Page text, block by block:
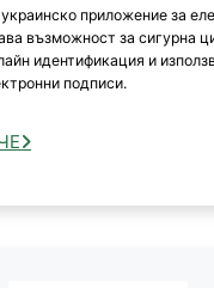
приложение за
възможност за сигурна
идентификация и
подписи.